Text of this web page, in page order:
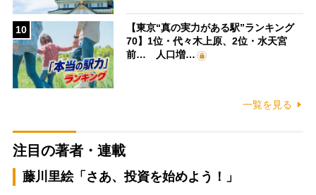
10
【東京“真の実力がある駅”ランキング
70】1位・代々木上原、2位・水天宮
前… 人口増…
一覧を見る
注目の著者・連載
藤川里絵「さあ、投資を始めよう！」